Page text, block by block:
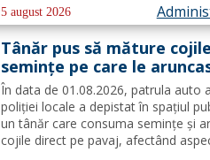
comunitate să participe, în perioada
30 august 2026, la evenimentul
„Dorohoiul, în Sărbătoare!”....
5 august 2026
Tânăr pus să măture
seminţe pe care le
direct pe pavaj. Poliţia
Dorohoi: Respectul față
spațiul comun trebuie să
prioritate pentru fiecare
În data de 01.08.2026, patrula auto a
poliției locale a depistat în spațiul
un tânăr care consuma semințe și
cojile direct pe pavaj, afectând